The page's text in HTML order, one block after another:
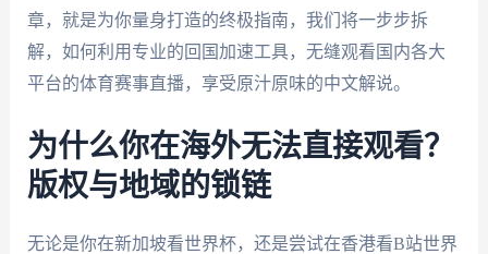
章，就是为你量身打造的终极指南，我们将一步步拆
解，如何利用专业的回国加速工具，无缝观看国内各大
平台的体育赛事直播，享受原汁原味的中文解说。
为什么你在海外无法直接观看？
版权与地域的锁链
无论是你在新加坡看世界杯，还是尝试在香港看B站世界